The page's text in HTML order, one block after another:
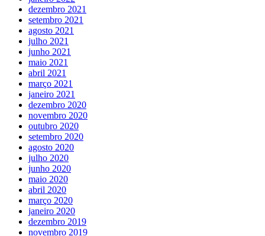
dezembro 2021
setembro 2021
agosto 2021
julho 2021
junho 2021
maio 2021
abril 2021
março 2021
janeiro 2021
dezembro 2020
novembro 2020
outubro 2020
setembro 2020
agosto 2020
julho 2020
junho 2020
maio 2020
abril 2020
março 2020
janeiro 2020
dezembro 2019
novembro 2019